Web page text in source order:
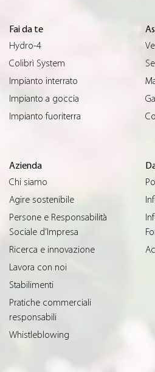
Fai da te
Hydro-4
Colibrì System
Impianto interrato
Impianto a goccia
Impianto fuoriterra
Azienda
Chi siamo
Agire sostenibile
Persone e Responsabilità
Sociale d’Impresa
Ricerca e innovazione
Lavora con noi
Stabilimenti
Pratiche commerciali
responsabili
Whistleblowing